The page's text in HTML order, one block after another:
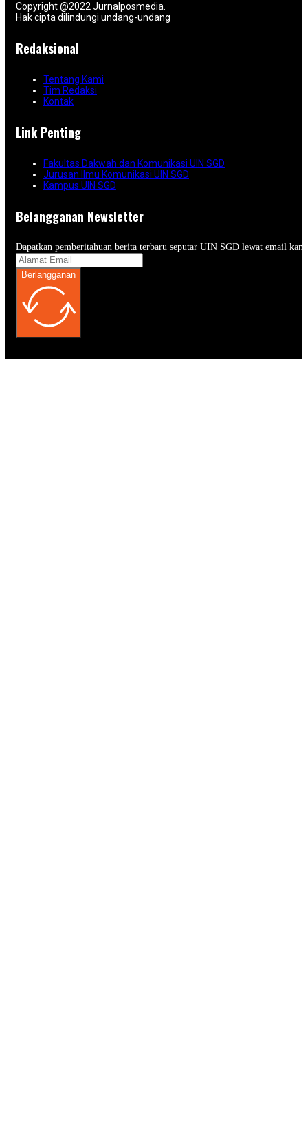
Copyright @2022 Jurnalposmedia.
Hak cipta dilindungi undang-undang
Redaksional
Tentang Kami
Tim Redaksi
Kontak
Link Penting
Fakultas Dakwah dan Komunikasi UIN SGD
Jurusan Ilmu Komunikasi UIN SGD
Kampus UIN SGD
Belangganan Newsletter
Dapatkan pemberitahuan berita terbaru seputar UIN SGD lewat email
Berlangganan